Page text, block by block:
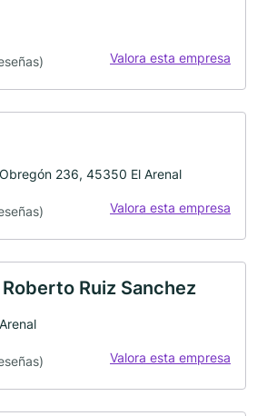
Valora esta empresa
236, 45350 El Arenal
Valora esta empresa
Ruiz Sanchez
Valora esta empresa